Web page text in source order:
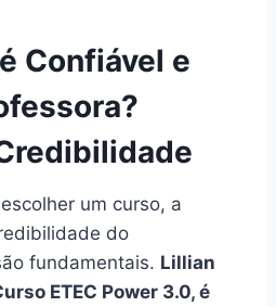
Confiável e
um curso, a
do
fundamentais. Lillian
ETEC Power 3.0, é